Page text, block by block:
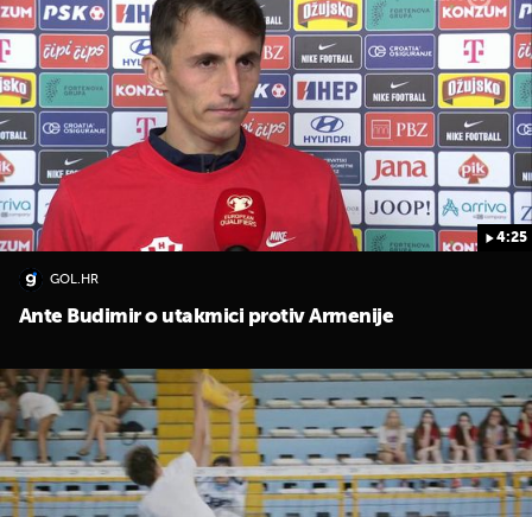
4:25
GOL.HR
Ante Budimir o utakmici protiv Armenije